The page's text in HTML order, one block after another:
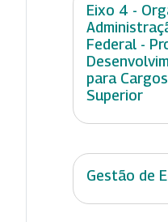
Eixo 4 -
Federal -
para
Superior
Gestão de